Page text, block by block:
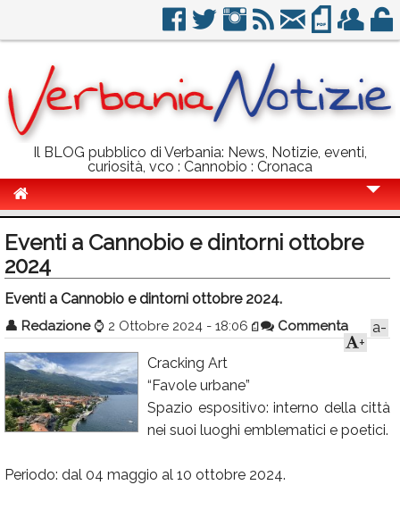
Il BLOG pubblico di Verbania: News, Notizie, eventi,
curiosità, vco : Cannobio : Cronaca
Politica
Sport
Eventi
Info Utili
Rubriche
Calendario
Eventi a Cannobio e dintorni ottobre
2024
Eventi a Cannobio e dintorni ottobre 2024.
👤 Redazione ⌚ 2 Ottobre 2024 - 18:06 Commenta
a-
+
Cracking Art
“Favole urbane”
Spazio espositivo: interno della città
nei suoi luoghi emblematici e poetici.
Periodo: dal 04 maggio al 10 ottobre 2024.